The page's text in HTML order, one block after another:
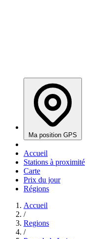
Ma position GPS
Accueil
Stations à proximité
Carte
Prix du jour
Régions
Accueil
/
Regions
/